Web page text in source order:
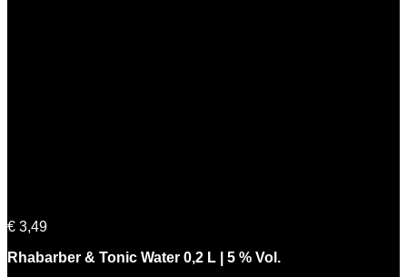
€ 3,49
Rhabarber & Tonic Water 0,2 L | 5 % Vol.